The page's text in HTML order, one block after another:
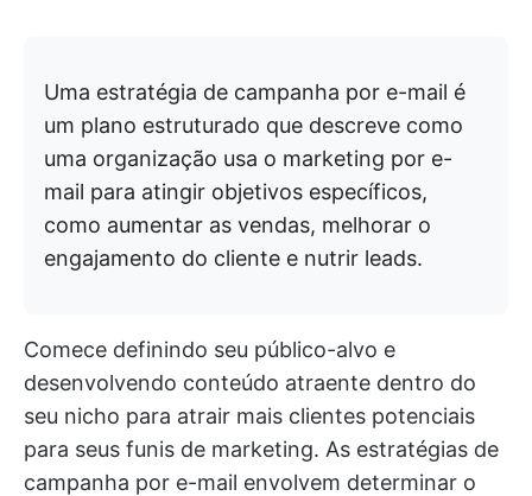
Uma estratégia de campanha por e-mail é
um plano estruturado que descreve como
uma organização usa o marketing por e-
mail para atingir objetivos específicos,
como aumentar as vendas, melhorar o
engajamento do cliente e nutrir leads.
Comece definindo seu público-alvo e
desenvolvendo conteúdo atraente dentro do
seu nicho para atrair mais clientes potenciais
para seus funis de marketing. As estratégias de
campanha por e-mail envolvem determinar o